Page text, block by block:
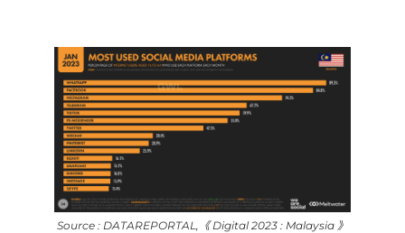
Source : DATAREPORTAL,《 Digital 2023 : Malaysia 》